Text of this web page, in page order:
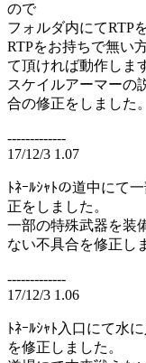
ので
フォルダ内にてRTP
RTPをお持ちで無い
て頂ければ動作しま
スケイルアーマーの
合の修正をしました。
-------------
17/12/3 1.07
ﾄﾈｰﾙｼｬﾄの道中にて
正をしました。
一部の特殊武器を装
ない不具合を修正し
-------------
17/12/3 1.06
ﾄﾈｰﾙｼｬﾄ入口にて水
を修正しました。